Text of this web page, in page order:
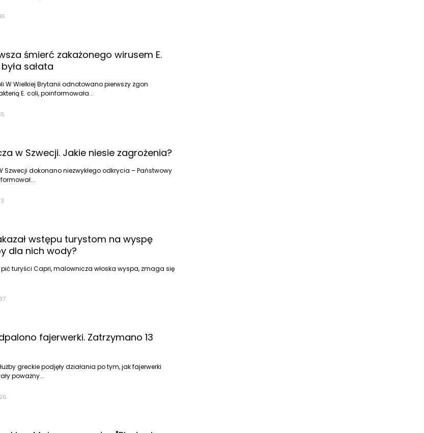
śmierć zakażonego wirusem E.
sałata
W Wielkiej Brytanii odnotowano pierwszy zgon
E. coli, poinformowała...
w Szwecji. Jakie niesie zagrożenia?
Szwecji dokonano niezwykłego odkrycia – Państwowy
wstępu turystom na wyspę
dla nich wody?
turyści Capri, malownicza włoska wyspa, zmaga się
fajerwerki. Zatrzymano 13
greckie podjęły działania po tym, jak fajerwerki
poważny...